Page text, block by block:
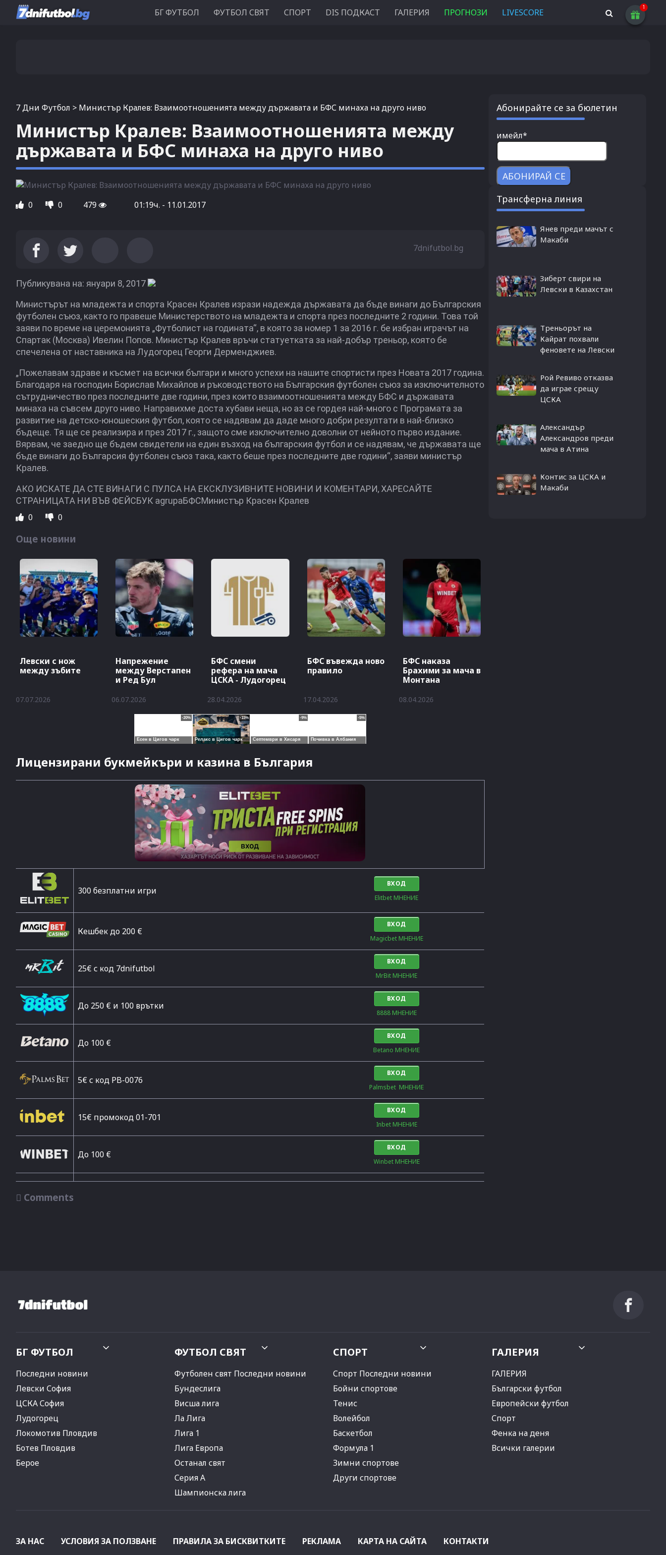
БГ ФУТБОЛ ФУТБОЛ СВЯТ СПОРТ DIS ПОДКАСТ ГАЛЕРИЯ ПРОГНОЗИ LIVESCORE
7 Дни Футбол > Министър Кралев: Взаимоотношенията между държавата и БФС минаха на друго ниво
Министър Кралев: Взаимоотношенията между
държавата и БФС минаха на друго ниво
0 0 479 01:19ч. - 11.01.2017
7dnifutbol.bg
Публикувана на: януари 8, 2017
Министърът на младежта и спорта Красен Кралев изрази надежда държавата да бъде винаги до Българския
футболен съюз, както го правеше Министерството на младежта и спорта през последните 2 години. Това той
заяви по време на церемонията „Футболист на годината“, в която за номер 1 за 2016 г. бе избран играчът на
Спартак (Москва) Ивелин Попов. Министър Кралев връчи статуетката за най-добър треньор, която бе
спечелена от наставника на Лудогорец Георги Дерменджиев.
„Пожелавам здраве и късмет на всички българи и много успехи на нашите спортисти през Новата 2017 година.
Благодаря на господин Борислав Михайлов и ръководството на Българския футболен съюз за изключителното
сътрудничество през последните две години, през които взаимоотношенията между БФС и държавата
минаха на съвсем друго ниво. Направихме доста хубави неща, но аз се гордея най-много с Програмата за
развитие на детско-юношеския футбол, която се надявам да даде много добри резултати в най-близко
бъдеще. Тя ще се реализира и през 2017 г., защото сме изключително доволни от нейното първо издание.
Вярвам, че заедно ще бъдем свидетели на един възход на българския футбол и се надявам, че държавата ще
бъде винаги до Българсия футболен съюз така, както беше през последните две години“, заяви министър
Кралев.
АКО ИСКАТЕ ДА СТЕ ВИНАГИ С ПУЛСА НА ЕКСКЛУЗИВНИТЕ НОВИНИ И КОМЕНТАРИ, ХАРЕСАЙТЕ
СТРАНИЦАТА НИ ВЪВ ФЕЙСБУК agrupaБФСМинистър Красен Кралев
0 0
Още новини
Левски с нож
между зъбите
07.07.2026
Напрежение
между Верстапен
и Ред Бул
06.07.2026
БФС смени
рефера на мача
ЦСКА - Лудогорец
28.04.2026
БФС въвежда ново
правило
17.04.2026
БФС наказа
Брахими за мача в
Монтана
08.04.2026
Лицензирани букмейкъри и казина в България
300 безплатни игри
ВХОД
Elitbet МНЕНИЕ
Кешбек до 200 €
ВХОД
Magicbet МНЕНИЕ
25€ с код 7dnifutbol
ВХОД
MrBit МНЕНИЕ
До 250 € и 100 врътки
ВХОД
8888 МНЕНИЕ
Дo 100 €
ВХОД
Betano МНЕНИЕ
5€ с код PB-0076
ВХОД
Palmsbet  МНЕНИЕ
15€ промокод 01-701
ВХОД
Inbet МНЕНИЕ
До 100 €
ВХОД
Winbet МНЕНИЕ
 Comments
Абонирайте се за бюлетин
имейл*
Трансферна линия
Янев преди мачът с
Макаби
Зиберт свири на
Левски в Казахстан
Треньорът на
Кайрат похвали
феновете на Левски
Рой Ревиво отказва
да играе срещу
ЦСКА
Александър
Александров преди
мача в Атина
Контис за ЦСКА и
Макаби
БГ ФУТБОЛ
Последни новини
Левски София
ЦСКА София
Лудогорец
Локомотив Пловдив
Ботев Пловдив
Берое
ФУТБОЛ СВЯТ
Футболен свят Последни новини
Бундеслига
Висша лига
Ла Лига
Лига 1
Лига Европа
Останал свят
Серия А
Шампионска лига
СПОРТ
Спорт Последни новини
Бойни спортове
Тенис
Волейбол
Баскетбол
Формула 1
Зимни спортове
Други спортове
ГАЛЕРИЯ
ГАЛЕРИЯ
Български футбол
Европейски футбол
Спорт
Фенка на деня
Всички галерии
ЗА НАС УСЛОВИЯ ЗА ПОЛЗВАНЕ ПРАВИЛА ЗА БИСКВИТКИТЕ РЕКЛАМА КАРТА НА САЙТА КОНТАКТИ